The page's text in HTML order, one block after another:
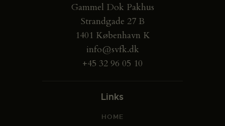
Gammel Dok Pakhus
Strandgade 27 B
1401 København K
info@svfk.dk
+45 32 96 05 10
Links
HOME